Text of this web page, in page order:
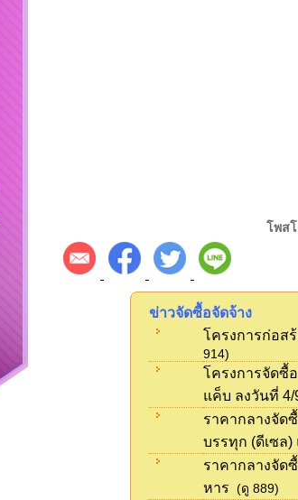
โพส
ข่าวจัดซื้อจัดจ้าง
โครงการก่อส
914)
โครงการจัดซื้
แค็บ ลงวันที่ 4/
ราคากลางจัด
บรรทุก (ดีเซล
ราคากลางจัด
หาร (ดู 889)